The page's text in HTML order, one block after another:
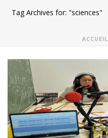
Tag Archives for: "sciences"
ACCUEIL